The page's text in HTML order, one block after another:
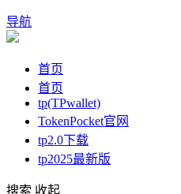
导航
首页
首页
tp(TPwallet)
TokenPocket官网
tp2.0下载
tp2025最新版
搜索 收起